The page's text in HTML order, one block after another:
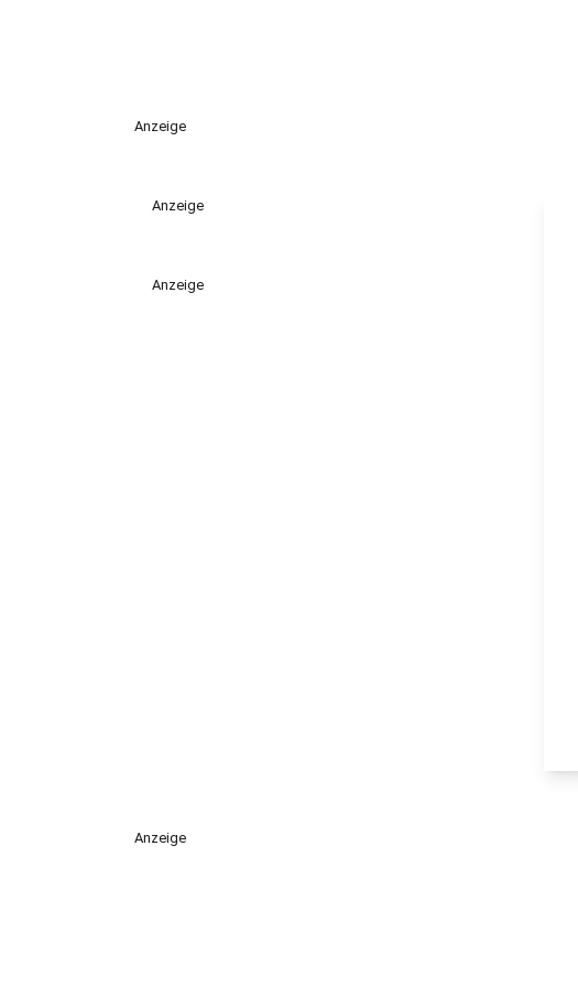
Anzeige
Anzeige
Anzeige
Anzeige